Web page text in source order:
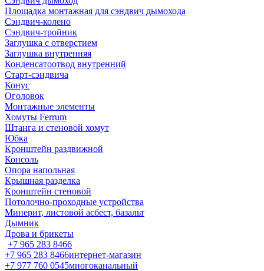
Площадка монтажная для сэндвич дымохода
Сэндвич-колено
Сэндвич-тройник
Заглушка с отверстием
Заглушка внутренняя
Конденсатоотвод внутренний
Старт-сэндвича
Конус
Оголовок
Монтажные элементы
Хомуты Ferrum
Штанга и стеновой хомут
Юбка
Кронштейн раздвижной
Консоль
Опора напольная
Крышная разделка
Кронштейн стеновой
Потолочно-проходные устройства
Минерит, листовой асбест, базальт
Дымник
Дрова и брикеты
+7 965 283 8466
+7 965 283 8466интернет-магазин
+7 977 760 0545многоканальный